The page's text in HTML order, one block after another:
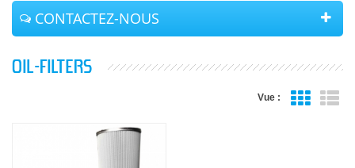
CONTACTEZ-NOUS
OIL-FILTERS
Vue :